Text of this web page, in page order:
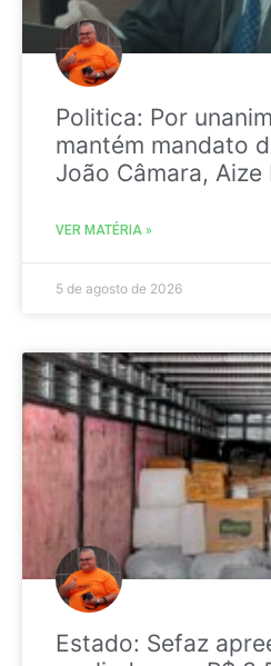
Politica: Por
mantém mandato
João Câmara, Aize
VER MATÉRIA »
5 de agosto de 2026
Estado: Sefaz